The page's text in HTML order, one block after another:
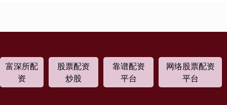
富深所配
资
股票配资
炒股
靠谱配资
平台
网络股票配资
平台